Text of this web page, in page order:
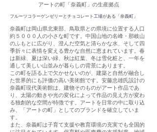
アートの町「奈義町」の生産拠点
​フルーツコラーゲンゼリーとチョコレート工場がある「奈義町」
奈義町は岡山県北東部、鳥取県との県境に位置する人口
約５０００人の小さな町です。中国山地の名峰・那岐山
のふもとに広がり、澄んだ空気と清らかな水、そして四
季折々に表情を変える豊かな自然に恵まれています。春
は新緑、夏は深い緑、秋は紅葉、冬は雪化粧と、一年を
通して美しい山並みが暮らしの背景にあります。
この町を語る上で欠かせないのが、建築と自然が融合し
た世界的にも評価の高い美術館です。安藤忠雄氏設計の
奈義町現代美術館は、建物そのものがアート作品であ
り、太陽の動きや光の変化によって作品の見え方が変わ
る独創的な空間が特徴です。アートを日常の中に取り込
み、「アートの町」としてのブランドを確立していま
す。
また、奈義町は子育て支援や教育環境の充実でも全国的